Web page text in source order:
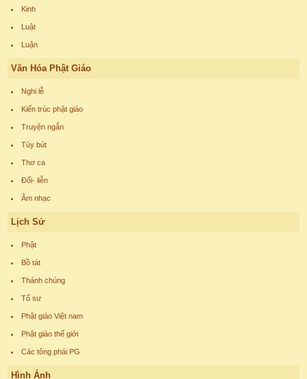
Kinh
Luật
Luận
Văn Hóa Phật Giáo
Nghi lễ
Kiến trúc phật giáo
Truyện ngắn
Tùy bút
Thơ ca
Đối- liễn
Âm nhạc
Lịch Sử
Phật
Bồ tát
Thánh chúng
Tổ sư
Phật giáo Việt nam
Phật giáo thế giới
Các tông phái PG
Hình Ảnh